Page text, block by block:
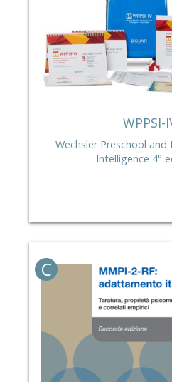
WPPSI-
Wechsler Preschool and
Intelligence 4°
C